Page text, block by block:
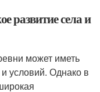
развитие села и
может иметь
условий. Однако в